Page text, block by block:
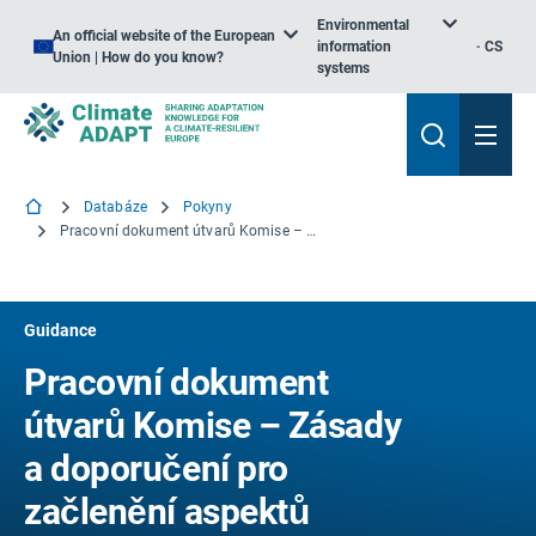
An official website of the European
Union | How do you know?
Environmental
information
systems
CS
Databáze
Pokyny
Pracovní dokument útvarů Komise – Zásady a doporučení pro začlenění aspektů přizpůsobení se změně klimatu do operačních programů Evropského námořního a rybářského fondu na období 2013–2020
Guidance
Pracovní dokument
útvarů Komise – Zásady
a doporučení pro
začlenění aspektů